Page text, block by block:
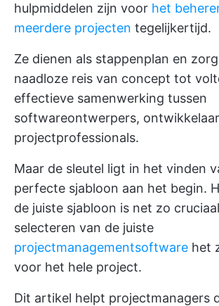
hulpmiddelen zijn voor het
meerdere projecten tegelijkertijd.
Ze dienen als stappenplan en
naadloze reis van concept tot
effectieve samenwerking tussen
softwareontwerpers,
projectprofessionals.
Maar de sleutel ligt in het vinden
perfecte sjabloon aan het begin.
de juiste sjabloon is net zo
selecteren van de juiste
projectmanagementsoftware het
voor het hele project.
Dit artikel helpt projectmanagers